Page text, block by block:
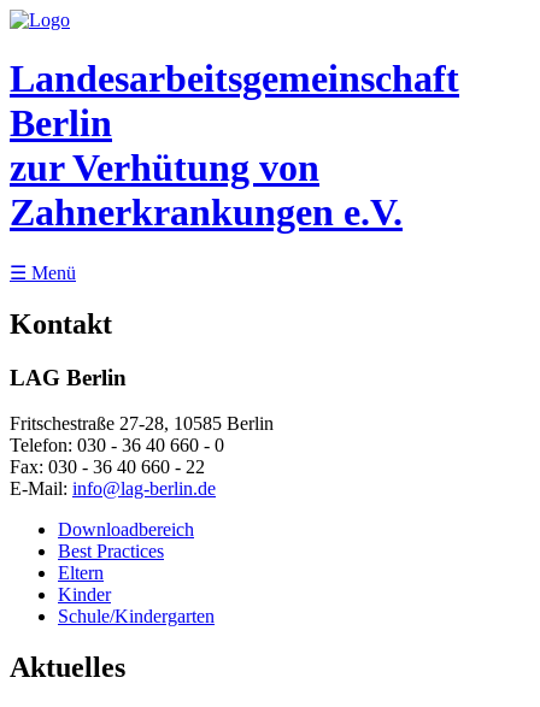
Landesarbeitsgemeinschaft
Berlin
zur Verhütung von
Zahnerkrankungen e.V.
☰ Menü
Kontakt
LAG Berlin
Fritschestraße 27-28, 10585 Berlin
Telefon: 030 - 36 40 660 - 0
Fax: 030 - 36 40 660 - 22
E-Mail: info@lag-berlin.de
Downloadbereich
Best Practices
Eltern
Kinder
Schule/Kindergarten
Aktuelles